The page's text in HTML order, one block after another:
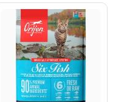
Rango
de
precios:
desde
hasta
S/350.00